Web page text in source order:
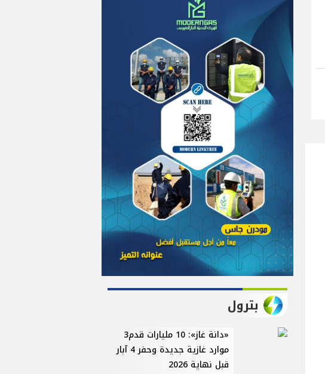
بترول
«دانة غاز»: 10 مليارات قدم3
موارد غازية جديدة وحفر 4 آبار
قبل نهاية 2026